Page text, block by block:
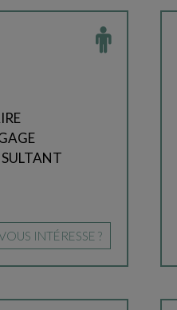
INTÉRESSE ?